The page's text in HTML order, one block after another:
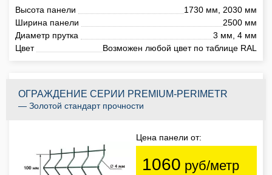
Высота панели
1730 мм, 2030 мм
Ширина панели
2500 мм
Диаметр прутка
3 мм, 4 мм
Цвет
Возможен любой цвет по таблице RAL
ОГРАЖДЕНИЕ СЕРИИ PREMIUM-PERIMETR
— Золотой стандарт прочности
Цена панели от:
1060 руб/метр